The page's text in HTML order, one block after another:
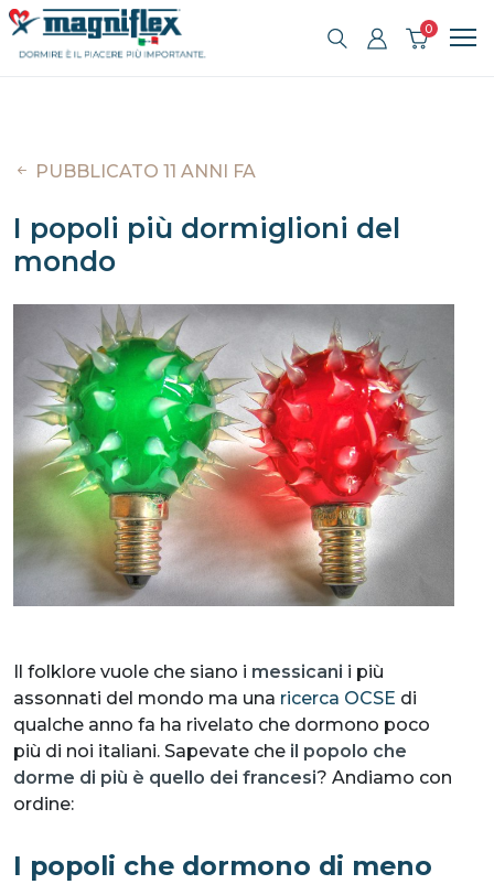
0
PUBBLICATO 11 ANNI FA
I popoli più dormiglioni del
mondo
Il folklore vuole che siano i messicani i più
assonnati del mondo ma una ricerca OCSE di
qualche anno fa ha rivelato che dormono poco
più di noi italiani. Sapevate che il popolo che
dorme di più è quello dei francesi? Andiamo con
ordine:
I popoli che dormono di meno